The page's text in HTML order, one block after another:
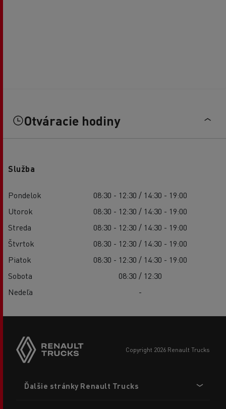
Otváracie hodiny
Služba
Pondelok
08:30 - 12:30 / 14:30 - 19:00
Utorok
08:30 - 12:30 / 14:30 - 19:00
Streda
08:30 - 12:30 / 14:30 - 19:00
Štvrtok
08:30 - 12:30 / 14:30 - 19:00
Piatok
08:30 - 12:30 / 14:30 - 19:00
Sobota
08:30 / 12:30
Nedeľa
-
copyright 2026 Renault Trucks
menu
Ďalšie stránky Renault Trucks